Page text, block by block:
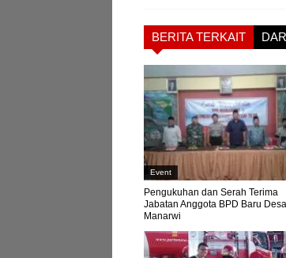
BERITA TERKAIT
Event
Pengukuhan dan Serah Terima
Jabatan Anggota BPD Baru Desa
Manarwi